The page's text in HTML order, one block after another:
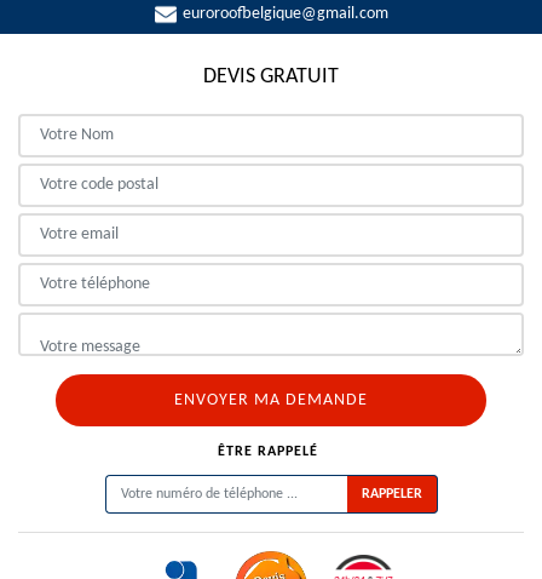
euroroofbelgique@gmail.com
DEVIS GRATUIT
ÊTRE RAPPELÉ